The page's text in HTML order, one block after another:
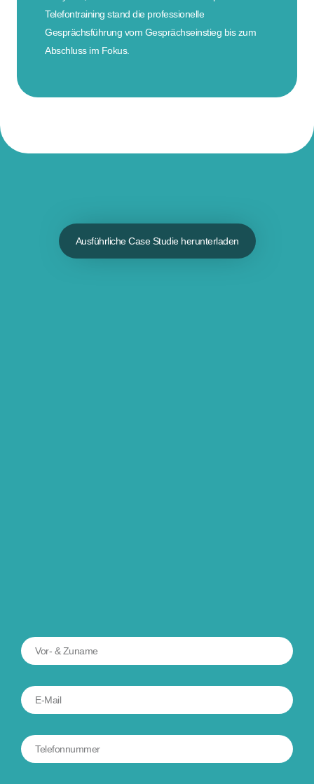
Telefontraining stand die professionelle
Gesprächsführung vom Gesprächseinstieg bis zum
Abschluss im Fokus.
Ausführliche Case Studie herunterladen